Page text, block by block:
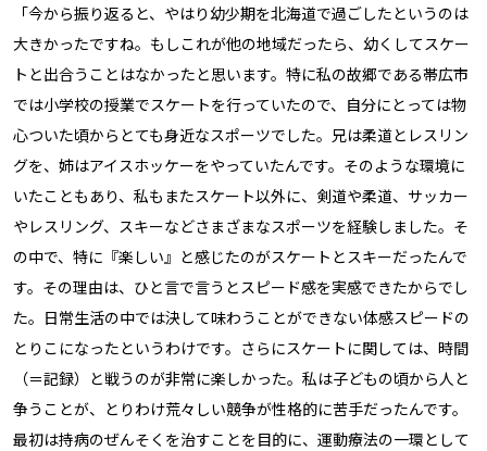
「今から振り返ると、やはり幼少期を北海道で過ごしたというのは
大きかったですね。もしこれが他の地域だったら、幼くしてスケー
トと出合うことはなかったと思います。特に私の故郷である帯広市
では小学校の授業でスケートを行っていたので、自分にとっては物
心ついた頃からとても身近なスポーツでした。兄は柔道とレスリン
グを、姉はアイスホッケーをやっていたんです。そのような環境に
いたこともあり、私もまたスケート以外に、剣道や柔道、サッカー
やレスリング、スキーなどさまざまなスポーツを経験しました。そ
の中で、特に『楽しい』と感じたのがスケートとスキーだったんで
す。その理由は、ひと言で言うとスピード感を実感できたからでし
た。日常生活の中では決して味わうことができない体感スピードの
とりこになったというわけです。さらにスケートに関しては、時間
（＝記録）と戦うのが非常に楽しかった。私は子どもの頃から人と
争うことが、とりわけ荒々しい競争が性格的に苦手だったんです。
最初は持病のぜんそくを治すことを目的に、運動療法の一環として